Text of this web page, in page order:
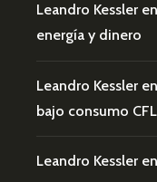
Leandro Kessler en
energía y dinero
Leandro Kessler en
bajo consumo CFL
Leandro Kessler en